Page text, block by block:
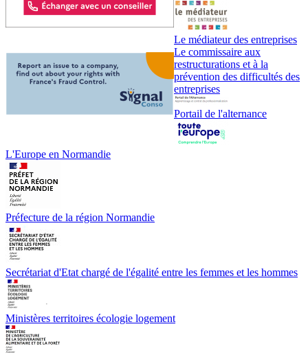
Le médiateur des entreprises
Le commissaire aux
restructurations et à la
prévention des difficultés des
entreprises
Portail de l'alternance
L'Europe en Normandie
Préfecture de la région Normandie
Secrétariat d'Etat chargé de l'égalité entre les femmes et les hommes
Ministères territoires écologie logement